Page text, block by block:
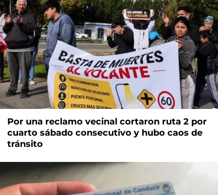
Por una reclamo vecinal cortaron ruta 2 por
cuarto sábado consecutivo y hubo caos de
tránsito